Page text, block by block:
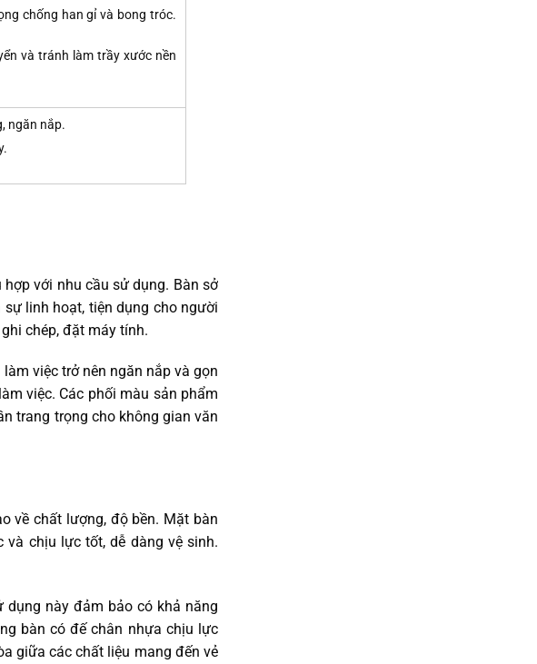
chống han gỉ và bong tróc.
và tránh làm trầy xước nền
ngăn nắp.
với nhu cầu sử dụng. Bàn sở
linh hoạt, tiện dụng cho người
chép, đặt máy tính.
việc trở nên ngăn nắp và gọn
việc. Các phối màu sản phẩm
trang trọng cho không gian văn
về chất lượng, độ bền. Mặt bàn
chịu lực tốt, dễ dàng vệ sinh.
dụng này đảm bảo có khả năng
bàn có đế chân nhựa chịu lực
giữa các chất liệu mang đến vẻ